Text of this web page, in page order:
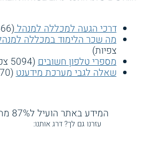
דרכי הגעה למכללה למנהל(9866 צפיות)
מה שכר הלימוד במכללה
צפיות)
מספרי טלפון חשובים(5094 צפיות)
שאלה לגבי מערכת מידענט(4570 צפיות)
המידע באתר הועיל ל87% מהגולשים.
עזרנו גם לך? דרג אותנו: